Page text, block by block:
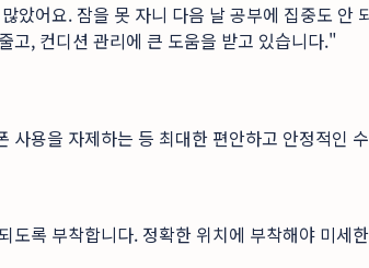
았어요. 잠을 못 자니 다음 날 공부에 집중도 안
고, 컨디션 관리에 큰 도움을 받고 있습니다."
용을 자제하는 등 최대한 편안하고 안정적인
록 부착합니다. 정확한 위치에 부착해야 미